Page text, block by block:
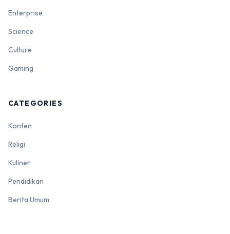
Enterprise
Science
Culture
Gaming
CATEGORIES
Konten
Religi
Kuliner
Pendidikan
Berita Umum